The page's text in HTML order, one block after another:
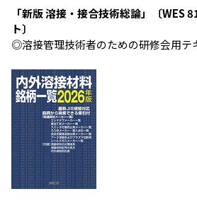
「新版 溶接・接合技術総論」〔WES
ト〕
◎溶接管理技術者のための研修会用テ